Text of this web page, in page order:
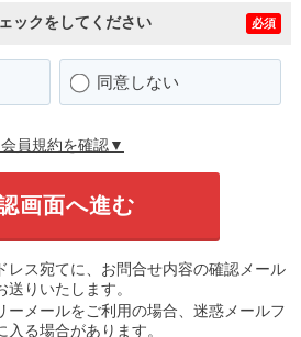
ックをしてください 必須
同意しない
員規約を確認▼
ス宛てに、お問合せ内容の確認メール
送りいたします。
メールをご利用の場合、迷惑メールフ
入る場合があります。